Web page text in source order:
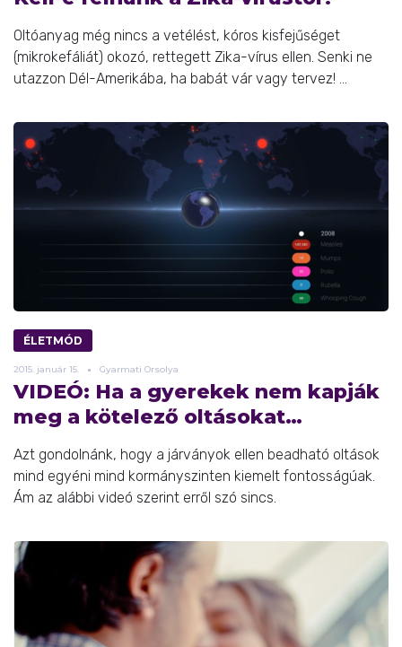
Oltóanyag még nincs a vetélést, kóros kisfejűséget
(mikrokefáliát) okozó, rettegett Zika-vírus ellen. Senki ne
utazzon Dél-Amerikába, ha babát vár vagy tervez! ...
ÉLETMÓD
2015. január 15. Gyarmati Orsolya
VIDEÓ: Ha a gyerekek nem kapják
meg a kötelező oltásokat…
Azt gondolnánk, hogy a járványok ellen beadható oltások
mind egyéni mind kormányszinten kiemelt fontosságúak.
Ám az alábbi videó szerint erről szó sincs.